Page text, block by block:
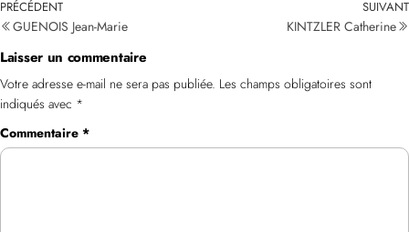
PRÉCÉDENT
GUENOIS Jean-Marie
SUIVANT
KINTZLER Catherine
Laisser un commentaire
Votre adresse e-mail ne sera pas publiée. Les champs obligatoires sont
indiqués avec *
Commentaire *